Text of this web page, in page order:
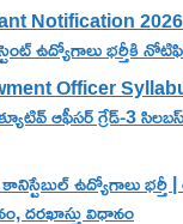
Notification
ఉద్యోగాలు భర్తీకి
Officer
ఆఫీసర్ గ్రేడ్-3
ఉద్యోగాలు భర్తీ |
దరఖాస్తు విధానం